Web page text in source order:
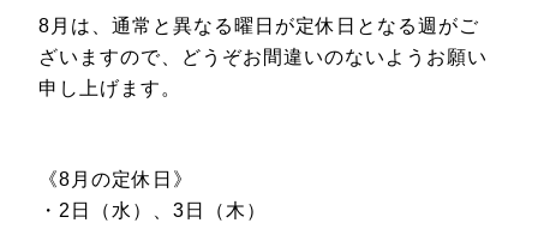
8月は、通常と異なる曜日が定休日となる週がご
ざいますので、 どうぞお間違いのないようお願い
申し上げます。
《8月の定休日》
・2日（水）、3日（木）